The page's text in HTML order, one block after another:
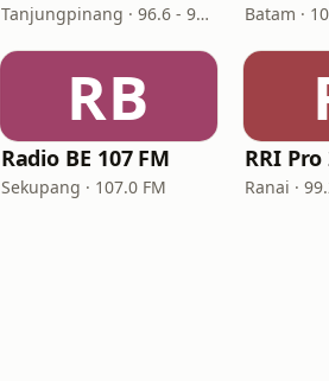
Tanjungpinang · 96.6 - 98.3 FM Batam ·
RB
Radio BE 107 FM
Sekupang · 107.0 FM
RRI
Ranai ·